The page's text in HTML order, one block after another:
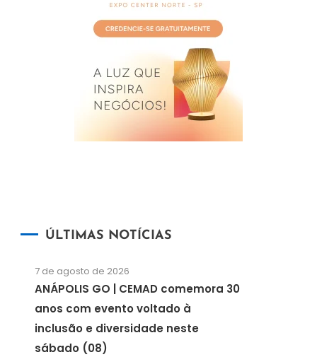
ÚLTIMAS NOTÍCIAS
7 de agosto de 2026
ANÁPOLIS GO | CEMAD comemora 30
anos com evento voltado à
inclusão e diversidade neste
sábado (08)